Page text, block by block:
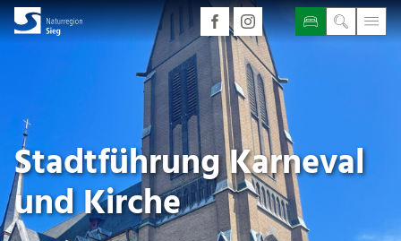
Stadtführung Karneval
und Kirche